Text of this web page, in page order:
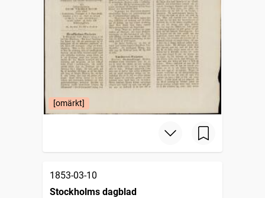
[omärkt]
1853-03-10
Stockholms dagblad